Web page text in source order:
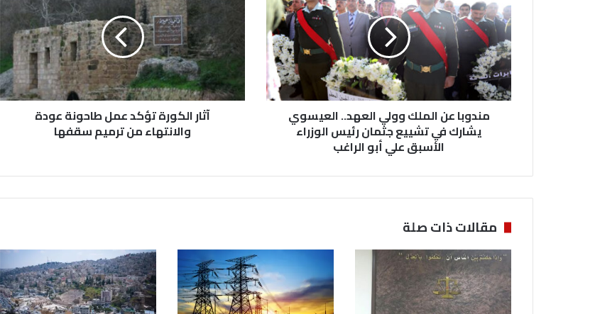
د
و
ب
ا
ع
ن
ا
و
ل
ي
ا
ل
ه
د
.
مندوبا عن الملك وولي العهد.. العيسوي
يشارك في تشييع جثمان رئيس الوزراء
الأسبق علي أبو الراغب
ا
ل
و
ر
د
م
ا
ح
و
ن
ة
آثار الكورة تؤكد عمل طاحونة عودة
والانتهاء من ترميم سقفها
مقالات ذات صلة